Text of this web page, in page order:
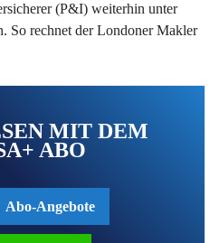
(P&I) weiterhin unter
So rechnet der Londoner Makler
MIT DEM
ABO
Abo-Angebote